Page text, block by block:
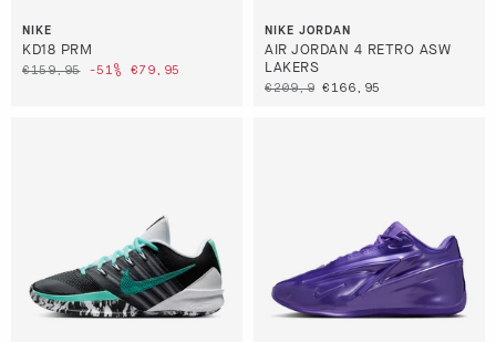
NIKE
KD18 PRM
€159,95 -51% €79,95
NIKE JORDAN
AIR JORDAN 4 RETRO ASW
LAKERS
€209,9 €166,95